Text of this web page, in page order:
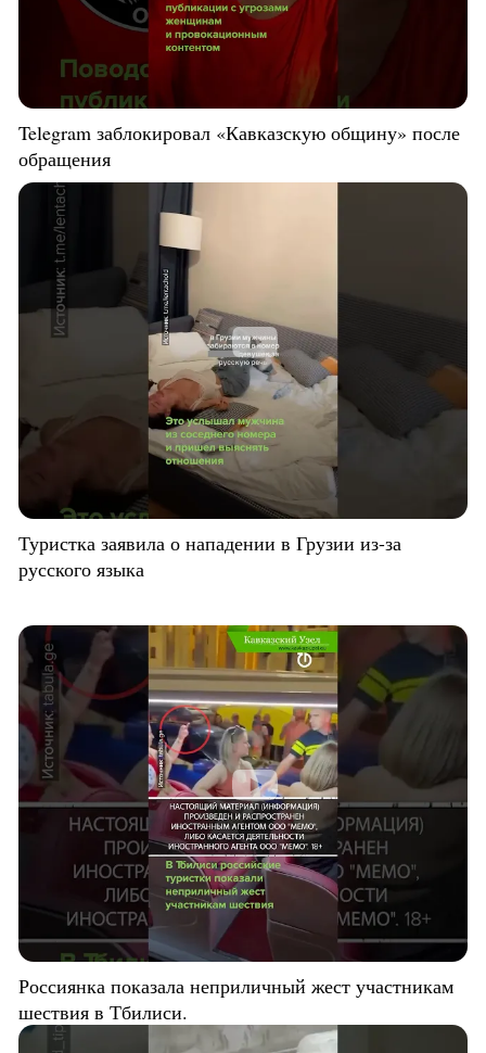
Telegram заблокировал «Кавказскую общину» после
обращения
Туристка заявила о нападении в Грузии из-за
русского языка
Россиянка показала неприличный жест участникам
шествия в Тбилиси.